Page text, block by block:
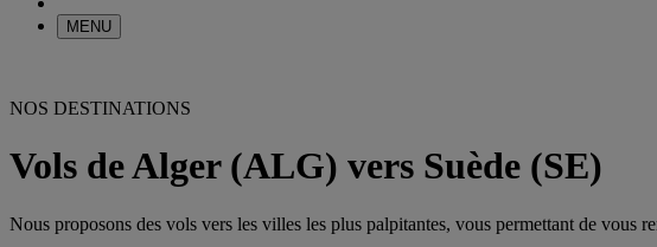
MENU
NOS DESTINATIONS
Vols de Alger (ALG) vers Suède (SE)
Nous proposons des vols vers les villes les plus palpitantes, vous permettant de vous